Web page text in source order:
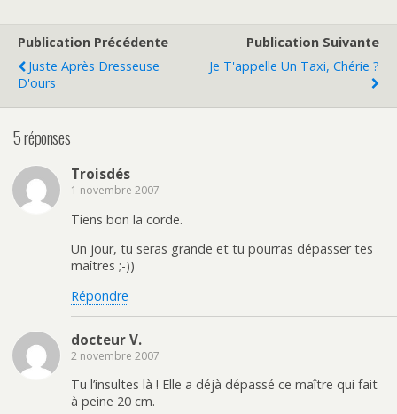
Publication Précédente
Juste Après Dresseuse
D'ours
Publication Suivante
Je T'appelle Un Taxi, Chérie ?
5 réponses
Troisdés
1 novembre 2007
Tiens bon la corde.
Un jour, tu seras grande et tu pourras dépasser tes
maîtres ;-))
Répondre
docteur V.
2 novembre 2007
Tu l’insultes là ! Elle a déjà dépassé ce maître qui fait
à peine 20 cm.